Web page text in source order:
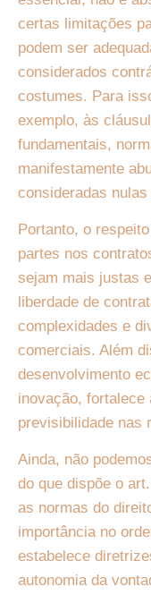
certas limitações
podem ser
considerados
costumes. Para
exemplo, às
fundamentais,
manifestamente
consideradas
Portanto, o
partes nos
sejam mais justas
liberdade de
complexidades e
comerciais. Além
desenvolvimento
inovação, fortalece
previsibilidade nas
Ainda, não
do que dispõe o
as normas do
importância no
estabelece
autonomia da